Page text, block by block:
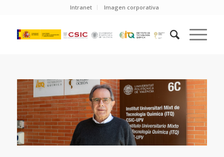
Intranet Imagen corporativa